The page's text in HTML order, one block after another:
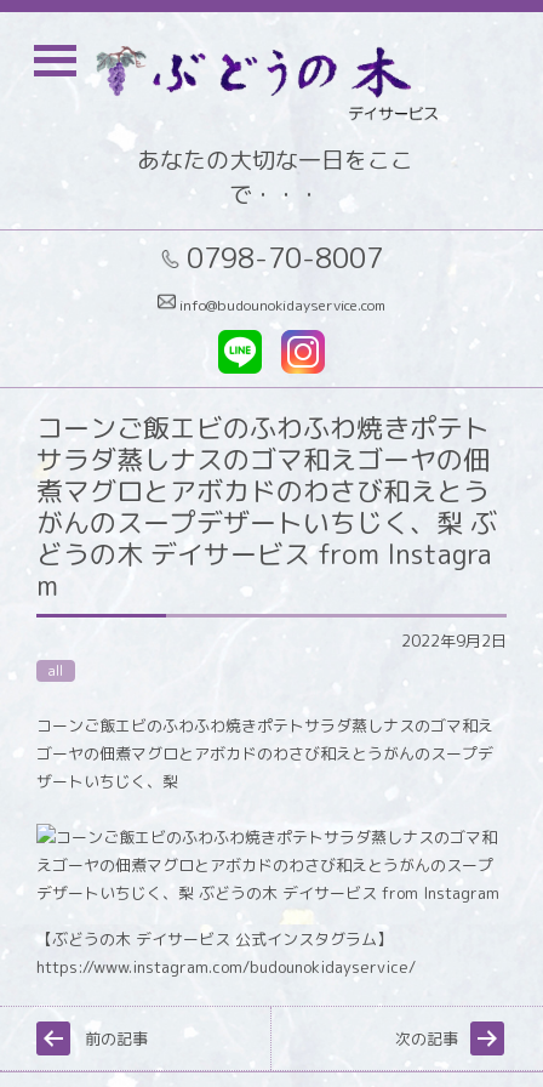
あなたの大切な一日をここ
で・・・
0798-70-8007
info@budounokidayservice.com
コーンご飯エビのふわふわ焼きポテト
サラダ蒸しナスのゴマ和えゴーヤの佃
煮マグロとアボカドのわさび和えとう
がんのスープデザートいちじく、梨 ぶ
どうの木 デイサービス from Instagra
m
2022年9月2日
all
コーンご飯エビのふわふわ焼きポテトサラダ蒸しナスのゴマ和え
ゴーヤの佃煮マグロとアボカドのわさび和えとうがんのスープデ
ザートいちじく、梨
【ぶどうの木 デイサービス 公式インスタグラム】
https://www.instagram.com/budounokidayservice/
前の記事 次の記事